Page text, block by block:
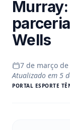
Wells
7 de março
Atualizado em 5
PORTAL ESPORTE